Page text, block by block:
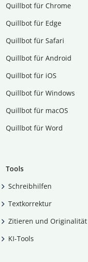
Quillbot für Chrome
Quillbot für Edge
Quillbot für Safari
Quillbot für Android
Quillbot für iOS
Quillbot für Windows
Quillbot für macOS
Quillbot für Word
Tools
Schreibhilfen
Textkorrektur
Zitieren und Originalität
KI-Tools